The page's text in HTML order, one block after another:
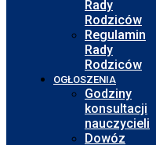
Rady
Rodziców
Regulamin
Rady
Rodziców
OGŁOSZENIA
Godziny
konsultacji
nauczycieli
Dowóz